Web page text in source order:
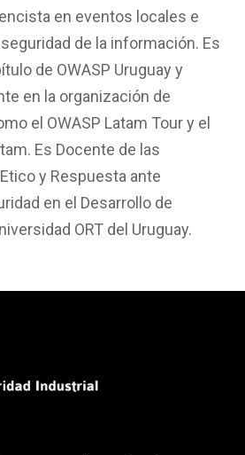
en eventos locales e
de la información. Es
de OWASP Uruguay y
en la organización de
el OWASP Latam Tour y el
Es Docente de las
y Respuesta ante
en el Desarrollo de
ORT del Uruguay.